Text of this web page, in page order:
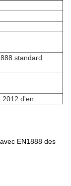
standard
d'en
EN1888 des